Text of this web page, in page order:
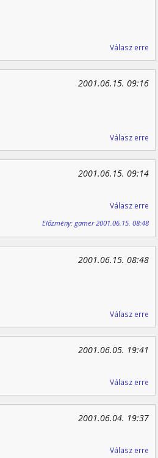
Válasz erre
2001.06.15. 09:16
Válasz erre
2001.06.15. 09:14
Válasz erre
Előzmény: gamer 2001.06.15. 08:48
2001.06.15. 08:48
Válasz erre
2001.06.05. 19:41
Válasz erre
2001.06.04. 19:37
Válasz erre